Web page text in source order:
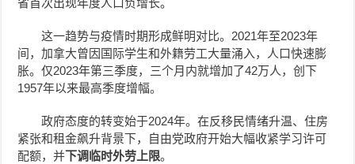
省首次出现年度人口负增长。
这一趋势与疫情时期形成鲜明对比。2021年至2023年
间，加拿大曾因国际学生和外籍劳工大量涌入，人口快速膨
胀。仅2023年第三季度，三个月内就增加了42万人，创下
1957年以来最高季度增幅。
政府态度的转变始于2024年。在反移民情绪升温、住房
紧张和租金飙升背景下，自由党政府开始大幅收紧学习许可
配额，并下调临时外劳上限。